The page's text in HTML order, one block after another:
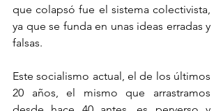
que colapsó fue el sistema colectivista,
ya que se funda en unas ideas erradas y
falsas.
Este socialismo actual, el de los últimos
20 años, el mismo que arrastramos